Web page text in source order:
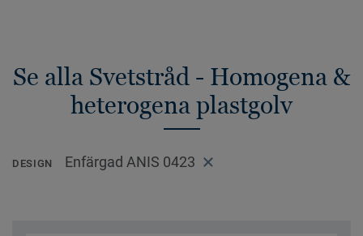
Se alla Svetstråd - Homogena &
heterogena plastgolv
DESIGN Enfärgad ANIS 0423